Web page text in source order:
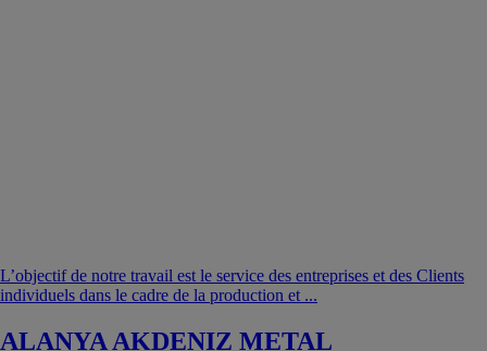
L’objectif de notre travail est le service des entreprises et des Clients
individuels dans le cadre de la production et ...
ALANYA AKDENIZ METAL